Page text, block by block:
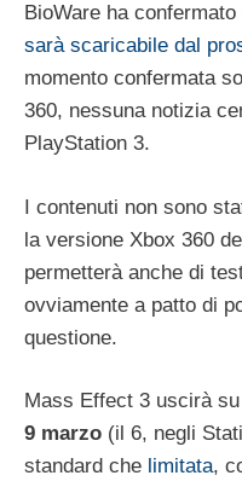
BioWare ha
sarà scaricabile dal
momento confermata
360, nessuna notizia
PlayStation 3.
I contenuti non sono
la versione Xbox 360
permetterà anche di
ovviamente a patto di
questione.
Mass Effect 3 uscirà
9 marzo (il 6, negli
standard che limitata,